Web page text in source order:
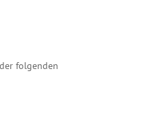
folgenden